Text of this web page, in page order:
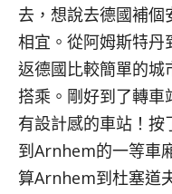
去，想說去德國補
相宜。從阿姆斯特丹
返德國比較簡單的城
搭乘。剛好到了轉
有設計感的車站！
到Arnhem的一等車
算Arnhem到杜塞道